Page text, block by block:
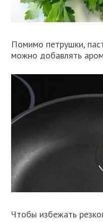
Помимо петрушки,
можно добавлять
Чтобы избежать